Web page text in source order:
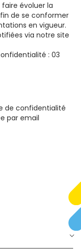
évoluer la
de se conformer
en vigueur.
via notre site
: 03
de confidentialité
par email